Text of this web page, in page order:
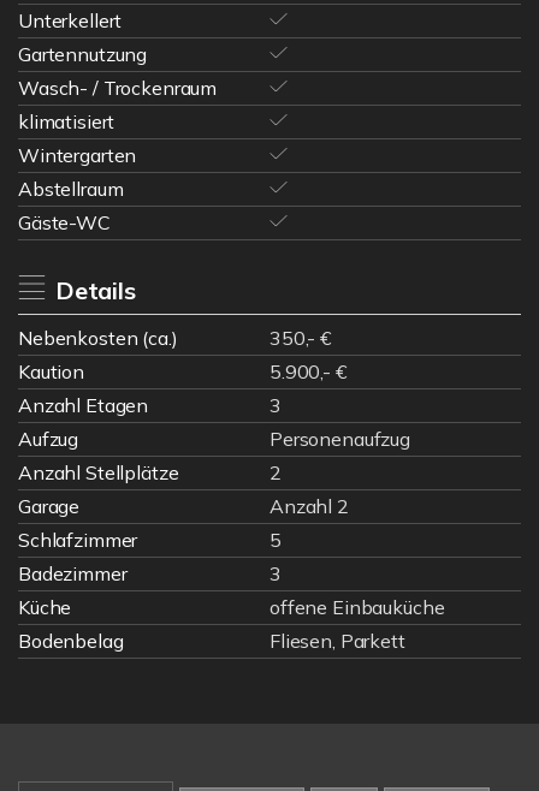
Unterkellert
Gartennutzung
Wasch- / Trockenraum
klimatisiert
Wintergarten
Abstellraum
Gäste-WC
Details
Nebenkosten (ca.)
350,- €
Kaution
5.900,- €
Anzahl Etagen
3
Aufzug
Personenaufzug
Anzahl Stellplätze
2
Garage
Anzahl 2
Schlafzimmer
5
Badezimmer
3
Küche
offene Einbauküche
Bodenbelag
Fliesen, Parkett